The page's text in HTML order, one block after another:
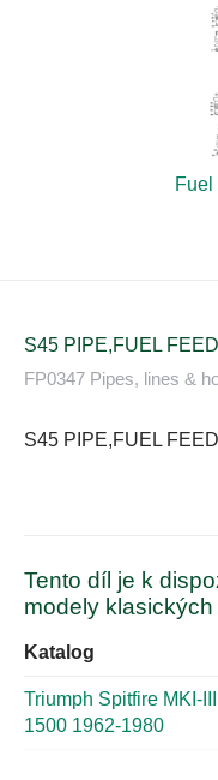
Fuel
S45 PIPE,FUEL FEED
FP0347 Pipes, lines &
S45 PIPE,FUEL FEED
Tento díl je k
modely klasických
Katalog
Triumph Spitfire MKI-
1500 1962-1980